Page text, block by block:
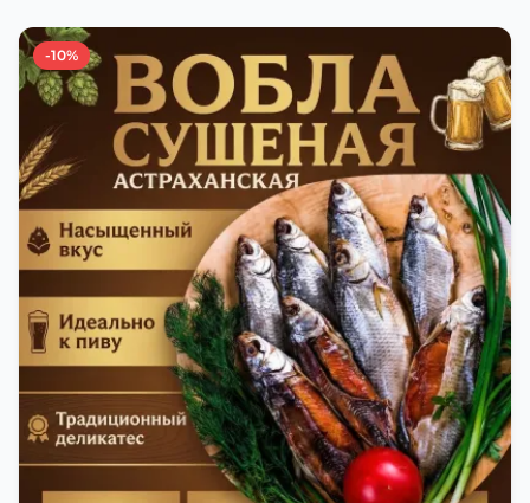
-10%